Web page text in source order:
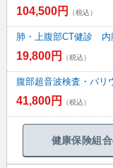
104,500円 （税込）
肺・上腹部CT健診 内
19,800円 （税込）
腹部超音波検査・バリ
41,800円 （税込）
健康保険組